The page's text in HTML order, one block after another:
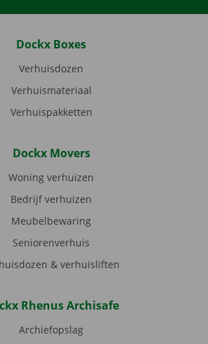
Dockx Boxes
Verhuisdozen
Verhuismateriaal
Verhuispakketten
Dockx Movers
Woning verhuizen
Bedrijf verhuizen
Meubelbewaring
Seniorenverhuis
& verhuisliften
Rhenus Archisafe
Archiefopslag